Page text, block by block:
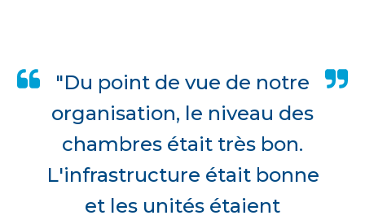
"Du point de vue de notre
organisation, le niveau des
chambres était très bon.
L'infrastructure était bonne
et les unités étaient